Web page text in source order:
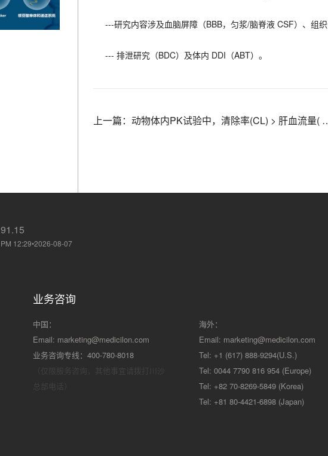
---研究内容涉及血脑屏障（BBB，匀浆/脑脊液 CSF）、组织
--- 排泄研究（BDC）及体内 DDI（ABT）。
上一篇： 动物体内PK试验中，清
91.15
PM 12:29•2026-08-07
业务咨询
中国：
Email: marketing@medicilon.com
业务咨询专线：400-780-8018
海外：
Email: marketing@medicilon.com
Tel: +1 (617) 888-9294(U.S.)
Tel: 0044 7790 816 954 (Europe)
Tel: +82 70-8269-5849 (Korea)
Tel: +81 80-4421-6898 (Japan)